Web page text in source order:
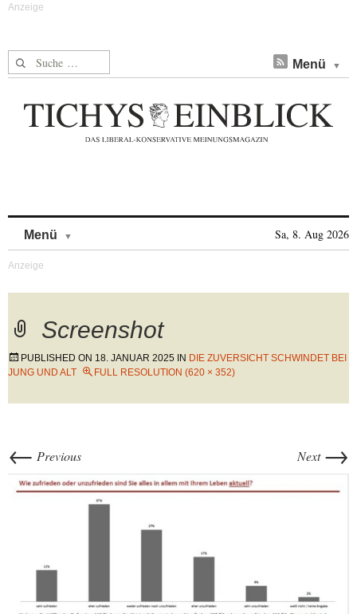
Suche nach: Menü
Menü Sa, 8. Aug 2026
Screenshot
PUBLISHED ON 18. JANUAR 2025 IN DIE ZUVERSICHT SCHWINDET BEI
JUNG UND ALT
FULL RESOLUTION (620 × 352)
← Previous Next →